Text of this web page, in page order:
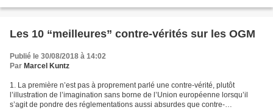
Les 10 “meilleures” contre-vérités sur les OGM
Publié le 30/08/2018 à 14:02
Par Marcel Kuntz
1. La première n’est pas à proprement parlé une contre-vérité, plutôt
l’illustration de l’imagination sans borne de l’Union européenne lorsqu’il
s’agit de pondre des réglementations aussi absurdes que contre-